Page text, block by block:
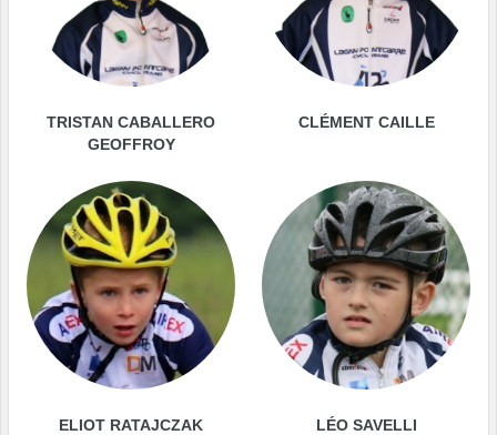
TRISTAN CABALLERO
GEOFFROY
CLÉMENT CAILLE
ELIOT RATAJCZAK LÉO SAVELLI